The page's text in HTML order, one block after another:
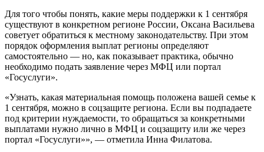
Для того чтобы понять, какие меры поддержки к 1 сентября
существуют в конкретном регионе России, Оксана Васильева
советует обратиться к местному законодательству. При этом
порядок оформления выплат регионы определяют
самостоятельно — но, как показывает практика, обычно
необходимо подать заявление через МФЦ или портал
«Госуслуги».
«Узнать, какая материальная помощь положена вашей семье к
1 сентября, можно в соцзащите региона. Если вы подпадаете
под критерии нуждаемости, то обращаться за конкретными
выплатами нужно лично в МФЦ и соцзащиту или же через
портал «Госуслуги»», — отметила Инна Филатова.